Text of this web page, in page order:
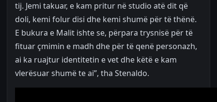
tij. Jemi takuar, e kam pritur në studio atë dit që
doli, kemi folur disi dhe kemi shumë për të thënë.
E bukura e Malit ishte se, përpara trysnisë për të
fituar çmimin e madh dhe për të qenë personazh,
ai ka ruajtur identitetin e vet dhe këtë e kam
vlerësuar shumë te ai”, tha Stenaldo.